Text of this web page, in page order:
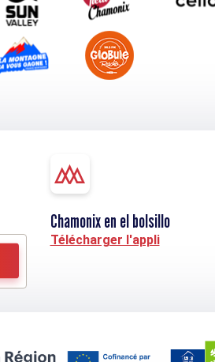
Chamonix en el bolsillo
Télécharger l'appli